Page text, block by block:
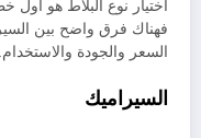
اختيار نوع البلاط هو أول
فهناك فرق واضح بين
السعر والجودة والاستخدام.
السيراميك